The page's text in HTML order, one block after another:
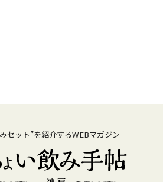
セット”を紹介するWEBマガジン